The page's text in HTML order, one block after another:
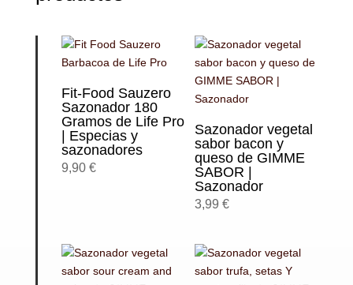
Fit-Food Sauzero
Sazonador 180
Gramos de Life Pro
| Especias y
sazonadores
9,90 €
Sazonador vegetal
sabor bacon y
queso de GIMME
SABOR |
Sazonador
3,99 €